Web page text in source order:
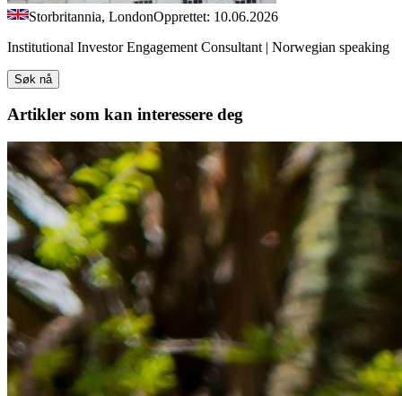
Storbritannia, LondonOpprettet: 10.06.2026
Institutional Investor Engagement Consultant | Norwegian speaking
Søk nå
Artikler som kan interessere deg